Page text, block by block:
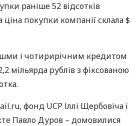
раніше 52 відсотків
ціна покупки компанії склала $
і чотирирічним кредитом
мільярда рублів з фіксованою
фонд UCP Іллі Щербовіча і
Павло Дуров – домовилися